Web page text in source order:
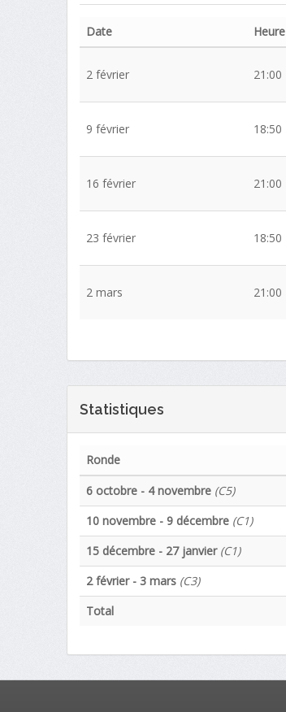
Date Heure
2 février 21:00
9 février 18:50
16 février 21:00
23 février 18:50
2 mars 21:00
Statistiques
Ronde
6 octobre - 4 novembre (C5)
10 novembre - 9 décembre (C1)
15 décembre - 27 janvier (C1)
2 février - 3 mars (C3)
Total